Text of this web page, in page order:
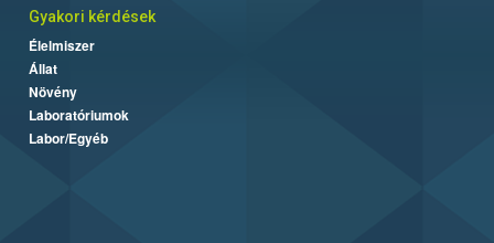
Gyakori kérdések
Élelmiszer
Állat
Növény
Laboratóriumok
Labor/Egyéb